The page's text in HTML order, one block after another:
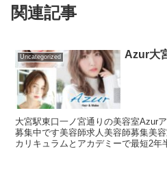
関連記事
Uncategorized Azur大
大宮駅東口一ノ宮通りの美容室Azur
募集中です美容師求人美容師募集美
カリキュラムとアカデミーで最短2年